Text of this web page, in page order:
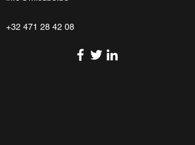
+32 471 28 42 08